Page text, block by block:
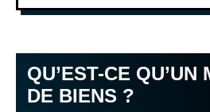
QU’EST-CE QU’UN
DE BIENS ?